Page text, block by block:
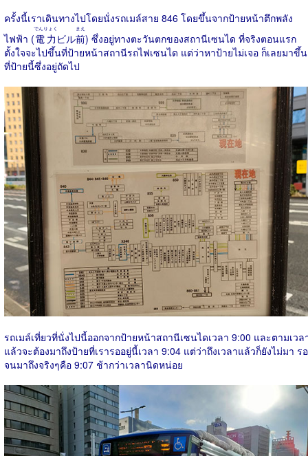
ครั้งนี้เราเดินทางไปโดยนั่งรถเมล์สาย 846 โดยขึ้นจากป้ายหน้าตึกพลัง
ไฟฟ้า (電力
でんりょく
ビル前
まえ
) ซึ่งอยู่ทางตะวันตกของสถานีเซนได ที่จริงตอนแรก
ตั้งใจจะไปขึ้นที่ป้ายหน้าสถานีรถไฟเซนได แต่ว่าหาป้ายไม่เจอ ก็เลยมาขึ้น
ที่ป้ายนี้ซึ่งอยู่ถัดไป
รถเมล์เที่ยวที่นั่งไปนี้ออกจากป้ายหน้าสถานีเซนไดเวลา 9:00 และตามเวล
แล้วจะต้องมาถึงป้ายที่เรารออยู่นี้เวลา 9:04 แต่ว่าถึงเวลาแล้วก็ยังไม่มา รอ
จนมาถึงจริงๆคือ 9:07 ช้ากว่าเวลานิดหน่อย